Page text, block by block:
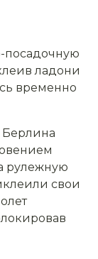
посадочную
ладони
временно
Берлина
рулежную
свои